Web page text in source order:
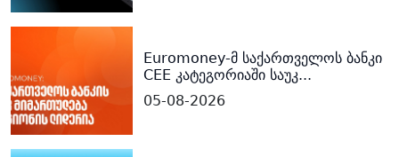
Euromoney-მ საქართველოს ბანკი
CEE კატეგორიაში საუკ...
05-08-2026